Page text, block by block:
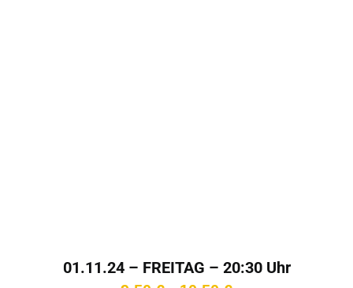
01.11.24 – FREITAG – 20:30 Uhr